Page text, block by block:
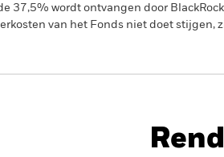
37,5% wordt ontvangen door
van het Fonds niet doet stijgen,